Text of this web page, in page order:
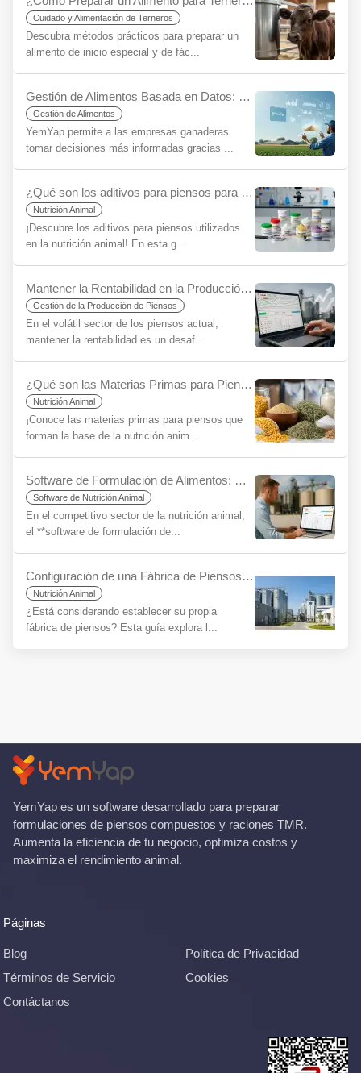
Cuidado y Alimentación de Terneros
Descubra métodos prácticos para preparar un
alimento de inicio especial y de fác...
Gestión de Alimentos Basada en Datos: Tome Decisiones Más Informadas, Aumente Su Sostenibilidad con YemYap
Gestión de Alimentos
YemYap permite a las empresas ganaderas
tomar decisiones más informadas gracias ...
¿Qué son los aditivos para piensos para principiantes?
Nutrición Animal
¡Descubre los aditivos para piensos utilizados
en la nutrición animal! En esta g...
Mantener la Rentabilidad en la Producción de Piensos en la Era de la Incertidumbre: La Importancia Estratégica del Software de Raciones
Gestión de la Producción de Piensos
En el volátil sector de los piensos actual,
mantener la rentabilidad es un desaf...
¿Qué son las Materias Primas para Piensos para Principiantes?
Nutrición Animal
¡Conoce las materias primas para piensos que
forman la base de la nutrición anim...
Software de Formulación de Alimentos: Clave para la Eficiencia y Rentabilidad
Software de Nutrición Animal
En el competitivo sector de la nutrición animal,
el **software de formulación de...
Configuración de una Fábrica de Piensos para Principiantes: Una Guía Paso a Paso
Nutrición Animal
¿Está considerando establecer su propia
fábrica de piensos? Esta guía explora l...
YemYap es un software desarrollado para preparar
formulaciones de piensos compuestos y raciones TMR.
Aumenta la eficiencia de tu negocio, optimiza costos y
maximiza el rendimiento animal.
Páginas
Blog
Política de Privacidad
Términos de Servicio
Cookies
Contáctanos